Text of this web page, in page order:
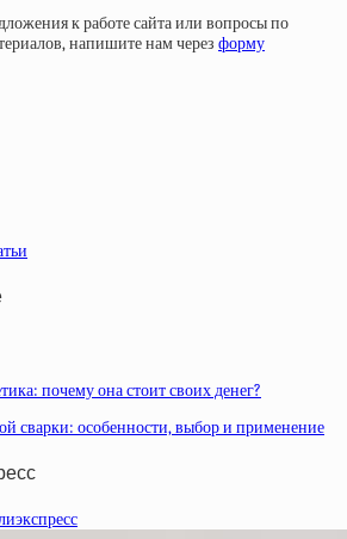
к работе сайта или вопросы по
напишите нам через форму
почему она стоит своих денег?
сварки: особенности, выбор и применение